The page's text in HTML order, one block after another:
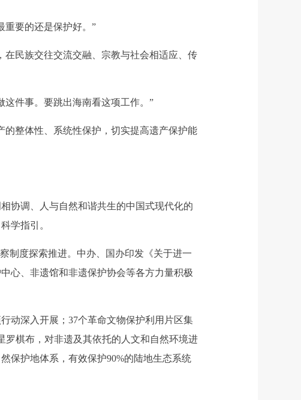
要的还是保护好。”
民族交往交流交融、宗教与社会相适应、传
件事。要跳出海南看这项工作。”
整体性、系统性保护，切实提高遗产保护能
调、人与自然和谐共生的中国式现代化的
学指引。
度探索推进。中办、国办印发《关于进一
心、非遗馆和非遗保护协会等各方力量积极
深入开展；37个革命文物保护利用片区集
罗棋布，对非遗及其依托的人文和自然环境进
保护地体系，有效保护90%的陆地生态系统